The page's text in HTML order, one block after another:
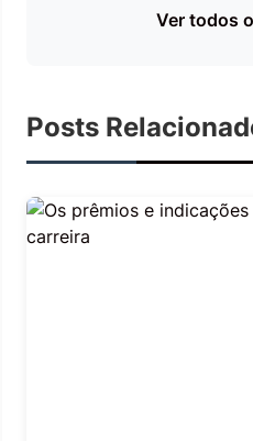
Ver todos
Posts